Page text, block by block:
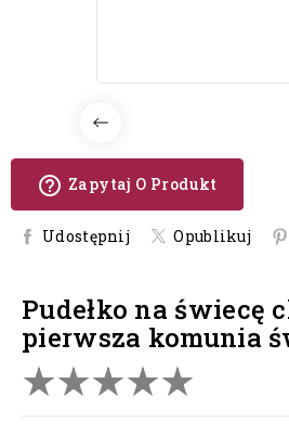
help_outline Zapytaj O Produkt
Udostępnij Opublikuj
pudełko na świecę chrzest
pierwsza komunia